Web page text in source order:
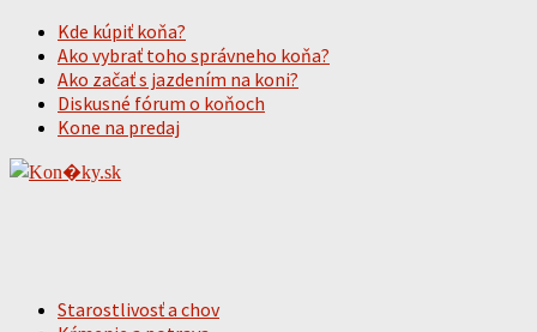
Kde kúpiť koňa?
Ako vybrať toho správneho koňa?
Ako začať s jazdením na koni?
Diskusné fórum o koňoch
Kone na predaj
Starostlivosť a chov